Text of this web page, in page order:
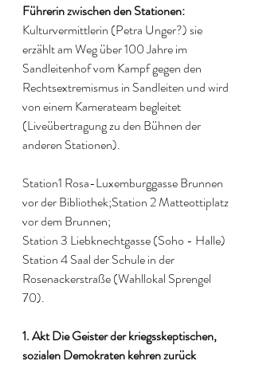
Führerin zwischen den Stationen:
Kulturvermittlerin (Petra Unger?) sie
erzählt am Weg über 100 Jahre im
Sandleitenhof vom Kampf gegen den
Rechtsextremismus in Sandleiten und wird
von einem Kamerateam begleitet
(Liveübertragung zu den Bühnen der
anderen Stationen).
Station1 Rosa-Luxemburggasse Brunnen
vor der Bibliothek;Station 2 Matteottiplatz
vor dem Brunnen;
Station 3 Liebknechtgasse (Soho - Halle)
Station 4 Saal der Schule in der
Rosenackerstraße (Wahllokal Sprengel
70).
1. Akt Die Geister der kriegsskeptischen,
sozialen Demokraten kehren zurück